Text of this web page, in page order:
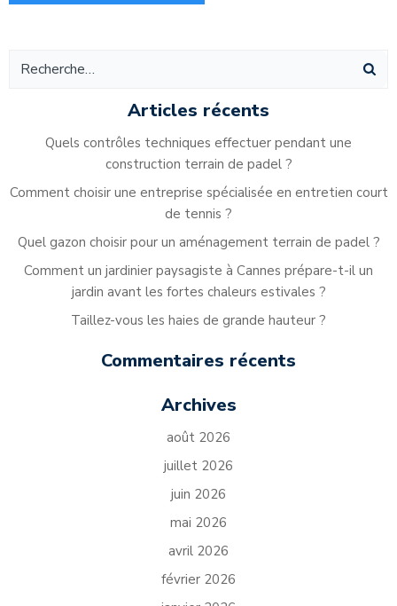
Articles récents
Quels contrôles techniques effectuer pendant une
construction terrain de padel ?
Comment choisir une entreprise spécialisée en entretien court
de tennis ?
Quel gazon choisir pour un aménagement terrain de padel ?
Comment un jardinier paysagiste à Cannes prépare-t-il un
jardin avant les fortes chaleurs estivales ?
Taillez-vous les haies de grande hauteur ?
Commentaires récents
Archives
août 2026
juillet 2026
juin 2026
mai 2026
avril 2026
février 2026